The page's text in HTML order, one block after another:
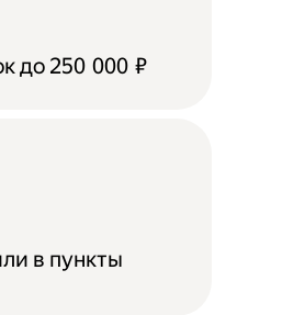
до 250 000 ₽
в пункты